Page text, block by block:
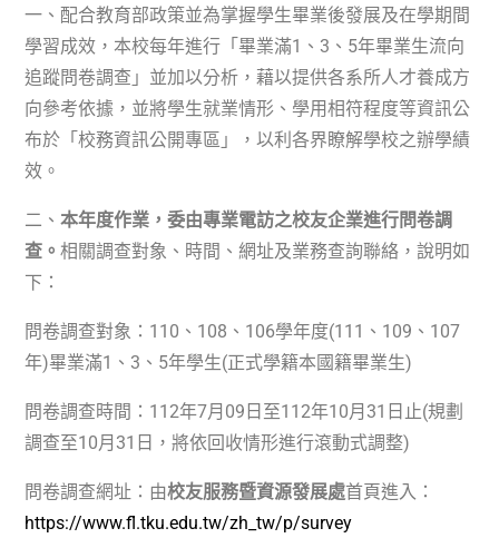
一、配合教育部政策並為掌握學生畢業後發展及在學期間
學習成效，本校每年進行「畢業滿1 、 3 、 5年畢業生流向
追蹤問卷調查」並加以分析，藉以提供各系所人才養成方
向參考依據，並將學生就業情形、學用相符程度等資訊公
布於「校務資訊公開專區」，以利各界瞭解學校之辦學績
效。
二、 本年度作業，委由專業電訪之校友企業進行問卷調
查。 相關調查對象、時間、網址及業務查詢聯絡，說明如
下：
問卷調查對象： 110 、 108 、 106學年度(111 、 109 、 107
年)畢業滿1 、 3 、 5年學生(正式學籍本國籍畢業生)
問卷調查時間： 112年7月 09 日至112年10月 31 日止(規劃
調查至10月 31 日，將依回收情形進行滾動式調整)
問卷調查網址：由校友服務暨資源發展處首頁進入：
https://www.fl.tku.edu.tw/zh_tw/p/survey